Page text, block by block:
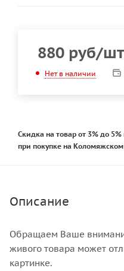
880 руб/шт
Нет в наличии
Скидка на товар от 3% до
при покупке на Коломяжском
Описание
Обращаем Ваше
живого товара может
картинке.